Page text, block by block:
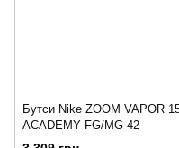
Бутси Nike ZOOM VAPOR
ACADEMY FG/MG 42